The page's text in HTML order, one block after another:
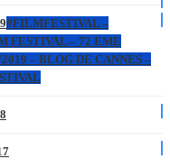
#FILMFESTIVAL –
FESTIVAL – 72 EME
– BLOG DE CANNES –